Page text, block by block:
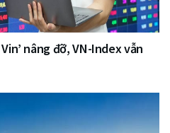
nâng đỡ, VN-Index vẫn